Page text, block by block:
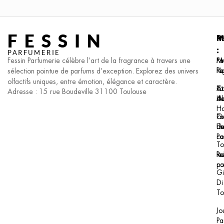
FESSIN
PARFUMERIE
Fessin Parfumerie célèbre l’art de la fragrance à travers une
sélection pointue de parfums d’exception. Explorez des univers
olfactifs uniques, entre émotion, élégance et caractère.
Adresse : 15 rue Boudeville 31100 Toulouse
::
Al
Di
: